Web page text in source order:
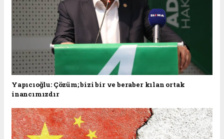
Yapıcıoğlu: Çözüm; bizi bir ve beraber kılan ortak
inancımızdır